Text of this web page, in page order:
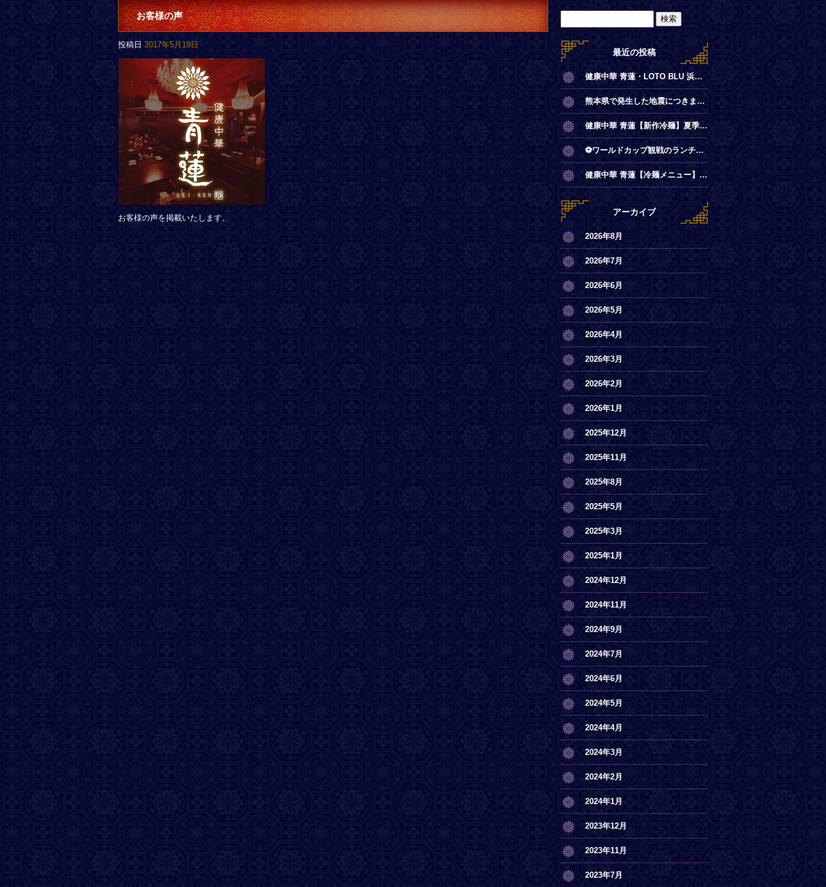
お客様の声
投稿日 2017年5月19日
お客様の声を掲載いたします。
最近の投稿
健康中華 青蓮・LOTO BLU 浜離宮店【夏季営業時間のお知らせ】
熊本県で発生した地震につきまして
健康中華 青蓮【新作冷麺】夏季限定◎冷やし麻辣麺
⚽ワールドカップ観戦のランチは青蓮で！
健康中華 青蓮【冷麺メニュー】一部店舗にてスタート
アーカイブ
2026年8月
2026年7月
2026年6月
2026年5月
2026年4月
2026年3月
2026年2月
2026年1月
2025年12月
2025年11月
2025年8月
2025年5月
2025年3月
2025年1月
2024年12月
2024年11月
2024年9月
2024年7月
2024年6月
2024年5月
2024年4月
2024年3月
2024年2月
2024年1月
2023年12月
2023年11月
2023年7月